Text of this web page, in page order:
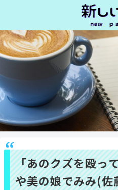
「あのクズを殴っ
や美の娘でみみ(